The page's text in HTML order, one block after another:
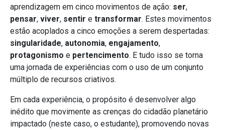
aprendizagem em cinco movimentos de ação: ser,
pensar, viver, sentir e transformar. Estes movimentos
estão acoplados a cinco emoções a serem despertadas:
singularidade, autonomia, engajamento,
protagonismo e pertencimento. E tudo isso se torna
uma jornada de experiências com o uso de um conjunto
múltiplo de recursos criativos.
Em cada experiência, o propósito é desenvolver algo
inédito que movimente as crenças do cidadão planetário
impactado (neste caso, o estudante), promovendo novas